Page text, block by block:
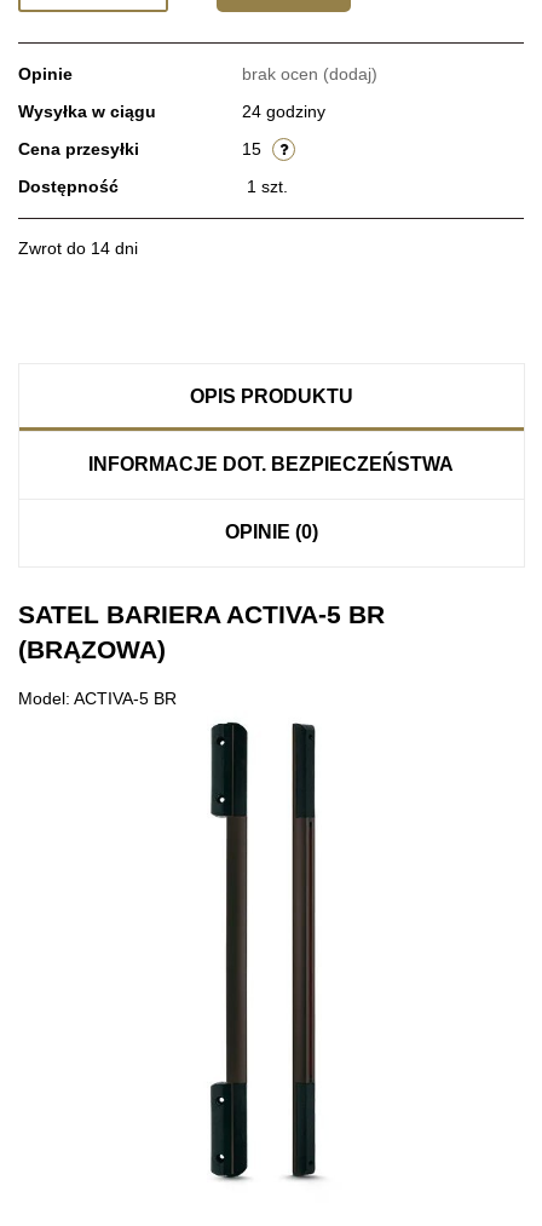
Opinie brak ocen (dodaj)
Wysyłka w ciągu
24 godziny
Cena przesyłki
15
Dostępność
1 szt.
Zwrot do 14 dni
OPIS PRODUKTU
INFORMACJE DOT. BEZPIECZEŃSTWA
OPINIE (0)
SATEL BARIERA ACTIVA-5 BR
(BRĄZOWA)
Model: ACTIVA-5 BR